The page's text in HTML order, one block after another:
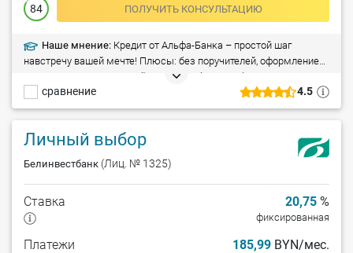
4.5
сравнение
84 ПОЛУЧИТЬ КОНСУЛЬТАЦИЮ
Наше мнение: Кредит от Альфа-Банка – простой шаг
навстречу вашей мечте! Плюсы: без поручителей, оформление
всего за 1 час, досрочный возврат – без штрафа. Минусы:
справка о доходах (при сумме кредита свыше 5 000 рублей).
Личный выбор
Белинвестбанк (Лиц. № 1325)
Ставка 20,75 %
фиксированная
Платежи 185,99 BYN/мес.